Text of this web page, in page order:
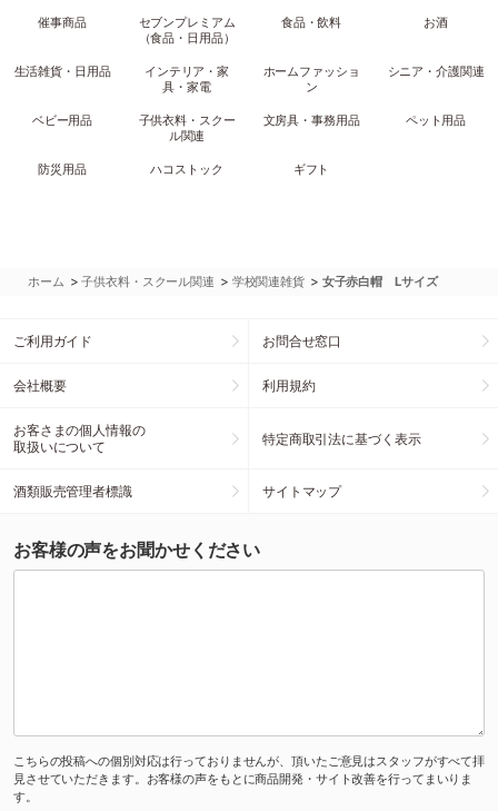
催事商品
セブンプレミアム
（食品・日用品）
食品・飲料 お酒
生活雑貨・日用品
インテリア・家
具・家電
ホームファッショ
ン
シニア・介護関連
ベビー用品
子供衣料・スクー
ル関連
文房具・事務用品 ペット用品
防災用品 ハコストック ギフト
ホーム >子供衣料・スクール関連 > 学校関連雑貨 > 女子赤白帽 Lサイズ
ご利用ガイド お問合せ窓口
会社概要 利用規約
お客さまの個人情報の
取扱いについて
特定商取引法に基づく表示
酒類販売管理者標識 サイトマップ
お客様の声をお聞かせください
こちらの投稿への個別対応は行っておりませんが、頂いたご意見はスタッフがすべて拝
見させていただきます。お客様の声をもとに商品開発・サイト改善を行ってまいりま
す。